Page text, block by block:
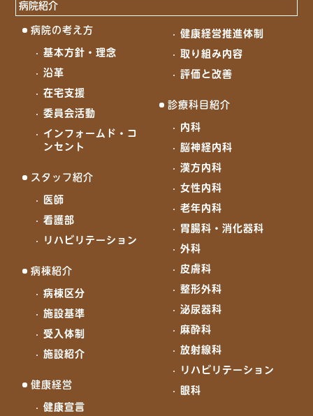
病院紹介
病院の考え方
基本方針・理念
沿革
在宅支援
委員会活動
インフォームド・コ
ンセント
スタッフ紹介
医師
看護部
リハビリテーション
病棟紹介
病棟区分
施設基準
受入体制
施設紹介
健康経営
健康宣言
健康経営推進体制
取り組み内容
評価と改善
診療科目紹介
内科
脳神経内科
漢方内科
女性内科
老年内科
胃腸科・消化器科
外科
皮膚科
整形外科
泌尿器科
麻酔科
放射線科
リハビリテーション
眼科